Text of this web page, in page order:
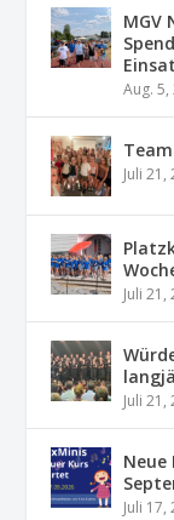
MGV
Aug. 5,
Juli 21,
Juli 21,
Juli 21,
Juli 17,